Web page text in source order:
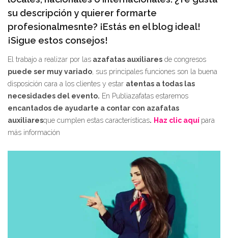
su descripción y quierer formarte
profesionalmesnte? ¡Estás en el blog ideal!
¡Sigue estos consejos!
El trabajo a realizar por las azafatas auxiliares de congresos
puede ser muy variado , sus principales funciones son la buena
disposición cara a los clientes y estar atentas a todas las
necesidades del evento. En Publiazafatas estaremos
encantados de ayudarte a contar con azafatas
auxiliaresque cumplen estas características. Haz clic aquí para
más información